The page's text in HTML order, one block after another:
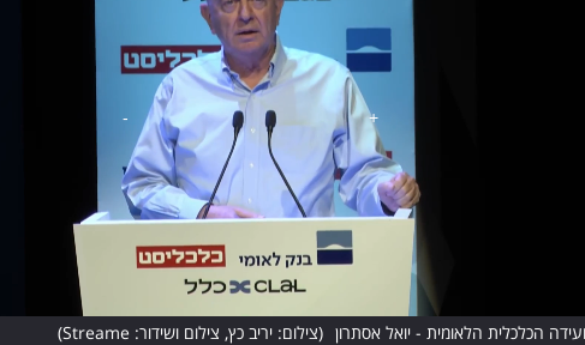
הכלכלית הלאומית - יואל אסתרון (צילום: יריב כץ, צילום ושידור: Streame)